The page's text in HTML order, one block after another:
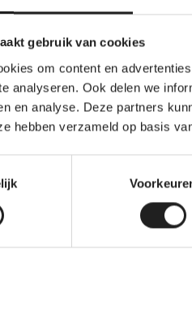
gebruik van cookies
om content en
analyseren. Ook delen we
en analyse. Deze partners
hebben verzameld op basis
Thule Force 3 L